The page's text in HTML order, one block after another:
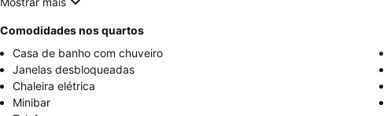
Comodidades nos quartos
Casa de banho com chuveiro
Janelas desbloqueadas
Chaleira elétrica
Minibar